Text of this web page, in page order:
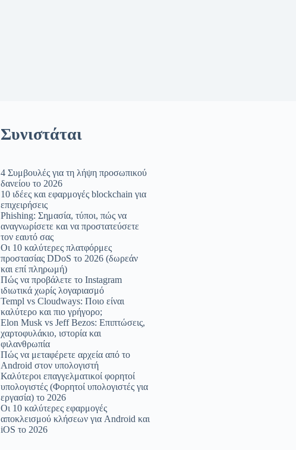
Συνιστάται
4 Συμβουλές για τη λήψη προσωπικού
δανείου το 2026
10 ιδέες και εφαρμογές blockchain για
επιχειρήσεις
Phishing: Σημασία, τύποι, πώς να
αναγνωρίσετε και να προστατεύσετε
τον εαυτό σας
Οι 10 καλύτερες πλατφόρμες
προστασίας DDoS το 2026 (δωρεάν
και επί πληρωμή)
Πώς να προβάλετε το Instagram
ιδιωτικά χωρίς λογαριασμό
Templ vs Cloudways: Ποιο είναι
καλύτερο και πιο γρήγορο;
Elon Musk vs Jeff Bezos: Επιπτώσεις,
χαρτοφυλάκιο, ιστορία και
φιλανθρωπία
Πώς να μεταφέρετε αρχεία από το
Android στον υπολογιστή
Καλύτεροι επαγγελματικοί φορητοί
υπολογιστές (Φορητοί υπολογιστές για
εργασία) το 2026
Οι 10 καλύτερες εφαρμογές
αποκλεισμού κλήσεων για Android και
iOS το 2026